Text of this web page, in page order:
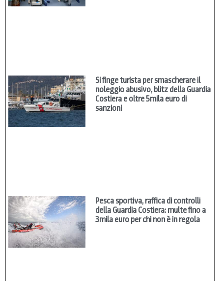
Si finge turista per smascherare il
noleggio abusivo, blitz della Guardia
Costiera e oltre 5mila euro di
sanzioni
Pesca sportiva, raffica di controlli
della Guardia Costiera: multe fino a
3mila euro per chi non è in regola